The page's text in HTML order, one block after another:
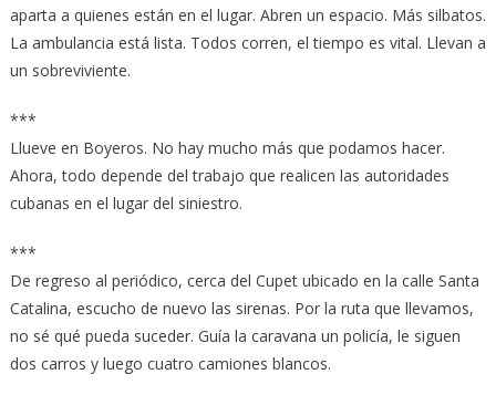
aparta a quienes están en el lugar. Abren un espacio. Más silbatos.
La ambulancia está lista. Todos corren, el tiempo es vital. Llevan a
un sobreviviente.
***
Llueve en Boyeros. No hay mucho más que podamos hacer.
Ahora, todo depende del trabajo que realicen las autoridades
cubanas en el lugar del siniestro.
***
De regreso al periódico, cerca del Cupet ubicado en la calle Santa
Catalina, escucho de nuevo las sirenas. Por la ruta que llevamos,
no sé qué pueda suceder. Guía la caravana un policía, le siguen
dos carros y luego cuatro camiones blancos.